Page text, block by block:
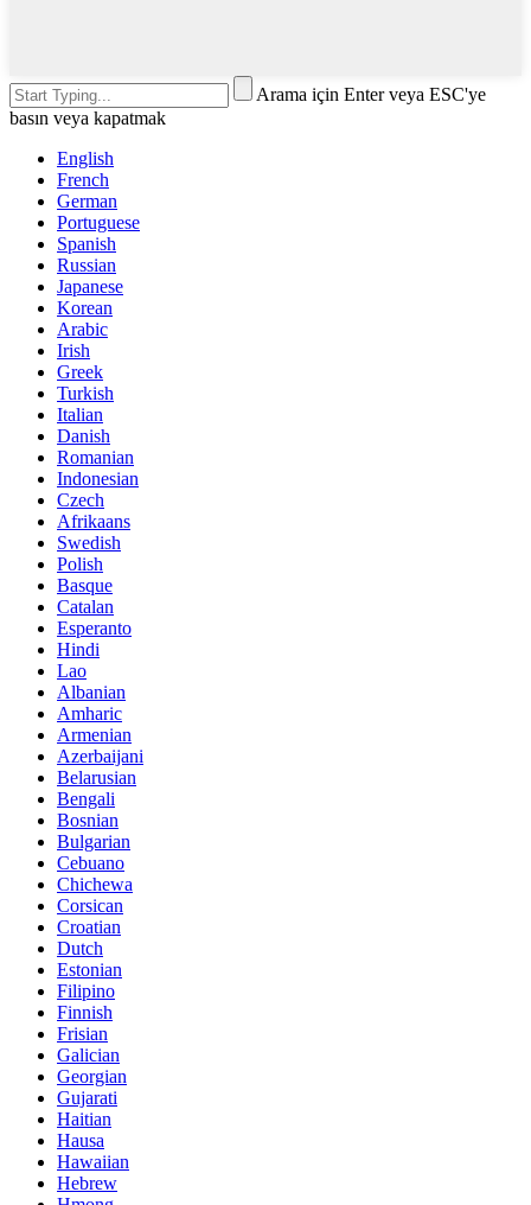
Arama için Enter veya ESC'ye
basın veya kapatmak
English
French
German
Portuguese
Spanish
Russian
Japanese
Korean
Arabic
Irish
Greek
Turkish
Italian
Danish
Romanian
Indonesian
Czech
Afrikaans
Swedish
Polish
Basque
Catalan
Esperanto
Hindi
Lao
Albanian
Amharic
Armenian
Azerbaijani
Belarusian
Bengali
Bosnian
Bulgarian
Cebuano
Chichewa
Corsican
Croatian
Dutch
Estonian
Filipino
Finnish
Frisian
Galician
Georgian
Gujarati
Haitian
Hausa
Hawaiian
Hebrew